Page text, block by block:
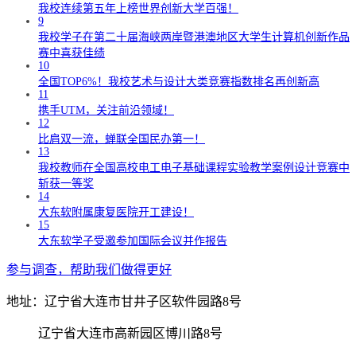
我校连续第五年上榜世界创新大学百强！
9
我校学子在第二十届海峡两岸暨港澳地区大学生计算机创新作品
赛中喜获佳绩
10
全国TOP6%！我校艺术与设计大类竞赛指数排名再创新高
11
携手UTM，关注前沿领域！
12
比肩双一流，蝉联全国民办第一！
13
我校教师在全国高校电工电子基础课程实验教学案例设计竞赛中
斩获一等奖
14
大东软附属康复医院开工建设！
15
大东软学子受邀参加国际会议并作报告
参与调查，帮助我们做得更好
地址：辽宁省大连市甘井子区软件园路8号
辽宁省大连市高新园区博川路8号